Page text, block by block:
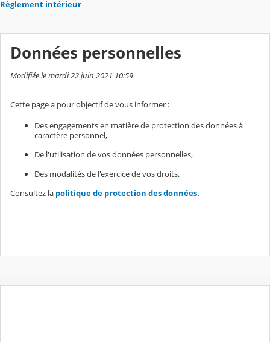
Règlement intérieur
Données personnelles
Modifiée le mardi 22 juin 2021 10:59
Cette page a pour objectif de vous informer :
Des engagements en matière de protection des données à
caractère personnel,
De l'utilisation de vos données personnelles,
Des modalités de l'exercice de vos droits.
Consultez la politique de protection des données.